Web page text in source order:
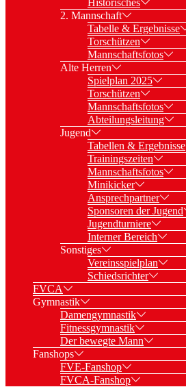
Historisches
2. Mannschaft
Tabelle & Ergebnisse
Torschützen
Mannschaftsfotos
Alte Herren
Spielplan 2025
Torschützen
Mannschaftsfotos
Abteilungsleitung
Jugend
Tabellen & Ergebnisse
Trainingszeiten
Mannschaftsfotos
Minikicker
Ansprechpartner
Sponsoren der Jugend
Jugendturniere
Interner Bereich
Sonstiges
Vereinsspielplan
Schiedsrichter
FVCA
Gymnastik
Damengymnastik
Fitnessgymnastik
Der bewegte Mann
Fanshops
FVE-Fanshop
FVCA-Fanshop